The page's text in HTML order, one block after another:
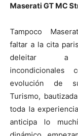
Maserati GT MC
Tampoco
faltar a la cita
deleitar
incondicionales
evolución de
Turismo,
toda la
anticipa lo